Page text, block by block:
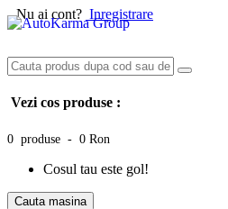
Nu ai cont? Inregistrare
Vezi cos produse :
0 produse - 0 Ron
Cosul tau este gol!
Cauta masina